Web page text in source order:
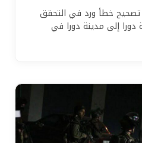
تصحيح خطأ ورد في التحقق
إلى مدينة دورا في